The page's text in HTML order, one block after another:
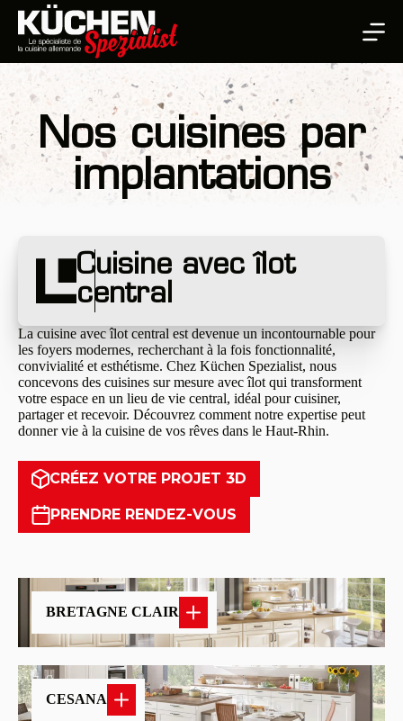
Passer
contenu
Nos cuisines par
implantations
Cuisine avec îlot
central
La cuisine avec îlot central est devenue un incontournable pour
les foyers modernes, recherchant à la fois fonctionnalité,
convivialité et esthétisme. Chez Küchen Spezialist, nous
concevons des cuisines sur mesure avec îlot qui transforment
votre espace en un lieu de vie central, idéal pour cuisiner,
partager et recevoir. Découvrez comment notre expertise peut
donner vie à la cuisine de vos rêves dans le Haut-Rhin.
CRÉEZ VOTRE PROJET 3D
PRENDRE RENDEZ-VOUS
BRETAGNE CLAIR
CESANA